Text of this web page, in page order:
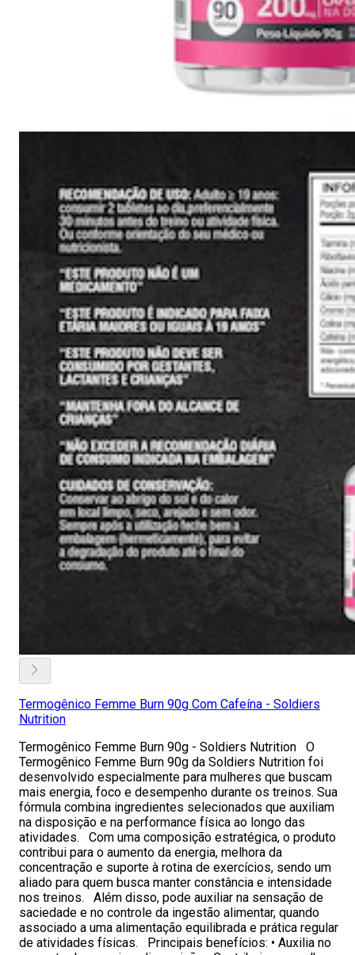
Termogênico Femme Burn 90g Com Cafeína - Soldiers
Nutrition
Termogênico Femme Burn 90g - Soldiers Nutrition O
Termogênico Femme Burn 90g da Soldiers Nutrition foi
desenvolvido especialmente para mulheres que buscam
mais energia, foco e desempenho durante os treinos. Sua
fórmula combina ingredientes selecionados que auxiliam
na disposição e na performance física ao longo das
atividades. Com uma composição estratégica, o produto
contribui para o aumento da energia, melhora da
concentração e suporte à rotina de exercícios, sendo um
aliado para quem busca manter constância e intensidade
nos treinos. Além disso, pode auxiliar na sensação de
saciedade e no controle da ingestão alimentar, quando
associado a uma alimentação equilibrada e prática regular
de atividades físicas. Principais benefícios: • Auxilia no